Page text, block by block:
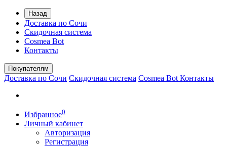
Назад
Доставка по Сочи
Скидочная система
Cosmea Bot
Контакты
Покупателям
Доставка по Сочи Скидочная система Cosmea Bot Контакты
Избранное0
Личный кабинет
Авторизация
Регистрация